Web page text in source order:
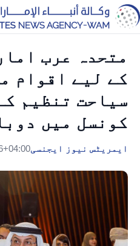
کے لیے اقوام
سیاحت تنظیم
کونسل میں
ایمریٹس نیوز ایجنسی